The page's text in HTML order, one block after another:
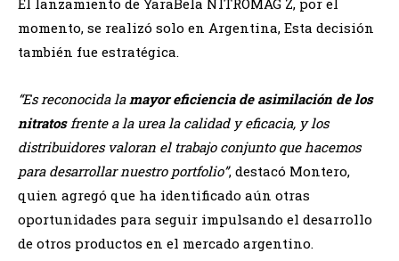
momento, se realizó solo en Argentina, Esta decisión
también fue estratégica.
“Es reconocida lamayor eficiencia de asimilación de los
nitratosfrente a la urea la calidad y eficacia, y los
distribuidores valoran el trabajo conjunto que hacemos
para desarrollar nuestro portfolio”, destacó Montero,
quien agregó que ha identificado aún otras
oportunidades para seguir impulsando el desarrollo
de otros productos en el mercado argentino.